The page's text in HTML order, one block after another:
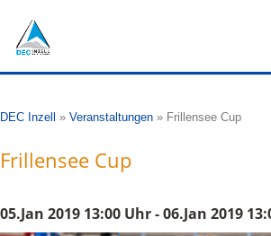
DEC Inzell » Veranstaltungen » Frillensee Cup
Frillensee Cup
05.Jan 2019 13:00 Uhr - 06.Jan 2019